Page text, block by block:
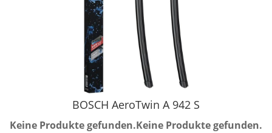
BOSCH AeroTwin A 942 S
Keine Produkte gefunden.Keine Produkte gefunden.